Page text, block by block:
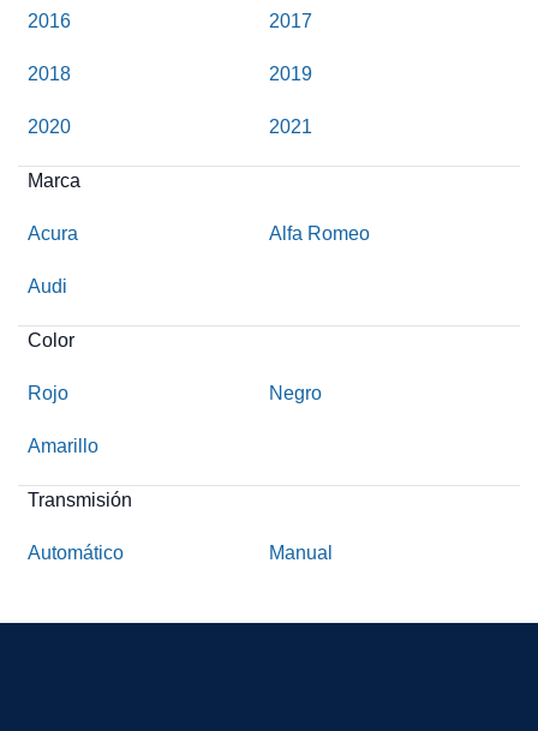
2016 2017
2018 2019
2020 2021
Marca
Acura Alfa Romeo
Audi
Color
Rojo Negro
Amarillo
Transmisión
Automático Manual